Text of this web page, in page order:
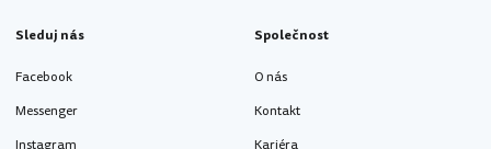
Sleduj nás
Facebook
Messenger
Společnost
O nás
Kontakt